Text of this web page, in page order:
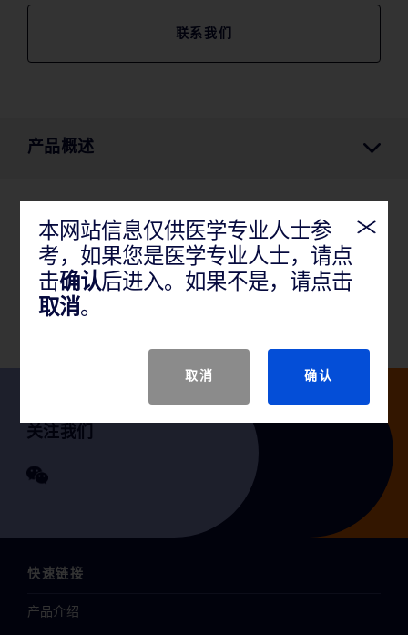
联系我们
产品概述
产品概述
适用于肺、肝、脾、肾、前列腺、淋巴结、乳腺、甲
状腺和软组织肿瘤的活检组织，不适用于骨骼。
关注我们
快速链接
产品介绍
本网站信息仅供医学专业人士参
考，如果您是医学专业人士，请点
击确认后进入。如果不是，请点击
取消。
取消 确认